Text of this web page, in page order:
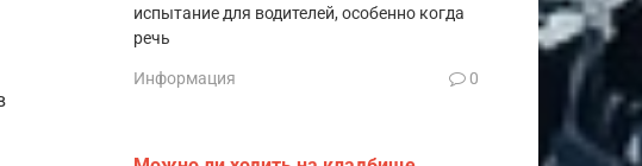
испытание для водителей, особенно когда
речь
Информация 0